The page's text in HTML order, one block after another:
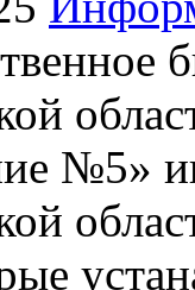
№5»